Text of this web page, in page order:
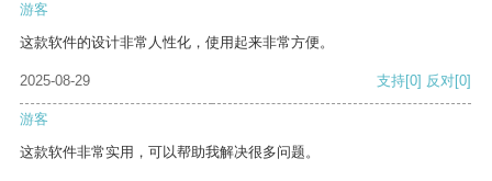
游客
这款软件的设计非常人性化，使用起来非常方便。
2025-08-29 支持[0] 反对[0]
游客
这款软件非常实用，可以帮助我解决很多问题。